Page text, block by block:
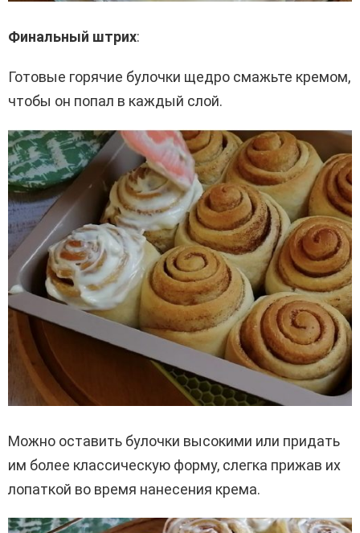
Финальный штрих:
Готовые горячие булочки щедро смажьте кремом,
чтобы он попал в каждый слой.
Можно оставить булочки высокими или придать
им более классическую форму, слегка прижав их
лопаткой во время нанесения крема.